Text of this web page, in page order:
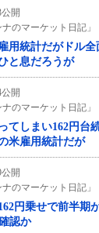
開
のマーケット日記」
用統計だがドル
と息だろうが
開
のマーケット日記」
てしまい162円台
米雇用統計だが
開
のマーケット日記」
円乗せで前半期
認か